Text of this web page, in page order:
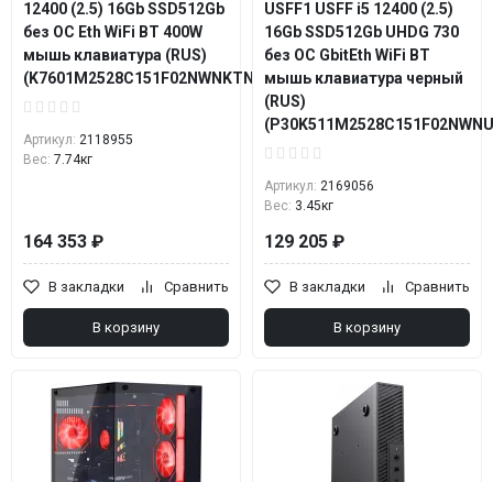
12400 (2.5) 16Gb SSD512Gb
без ОС Eth WiFi BT 400W
мышь клавиатура (RUS)
(K7601M2528C151F02NWNKTNN3)
Артикул: 2118955
Вес: 7.74кг
164 353 ₽
В закладки Сравнить
В корзину
USFF1 USFF i5 12400 (2.5)
16Gb SSD512Gb UHDG 730
без ОС GbitEth WiFi BT
мышь клавиатура черный
(RUS)
Артикул: 2169056
Вес: 3.45кг
129 205 ₽
В закладки Сравнить
В корзину